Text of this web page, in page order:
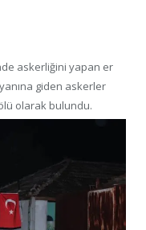
askerliğini yapan er
giden askerler
olarak bulundu.